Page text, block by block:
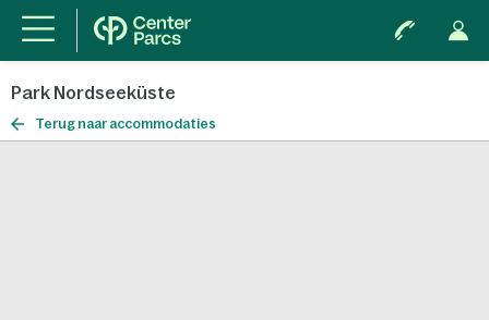
Park Nordseeküste
Terug naar accommodaties